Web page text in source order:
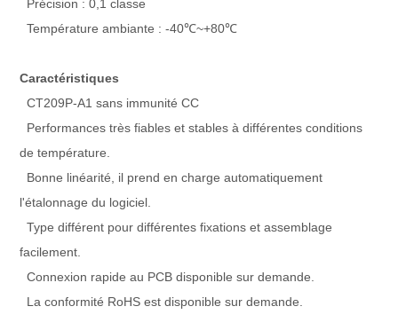
Précision : 0,1 classe
Température ambiante : -40℃~+80℃
Caractéristiques
CT209P-A1 sans immunité CC
Performances très fiables et stables à différentes conditions
de température.
Bonne linéarité, il prend en charge automatiquement
l'étalonnage du logiciel.
Type différent pour différentes fixations et assemblage
facilement.
Connexion rapide au PCB disponible sur demande.
La conformité RoHS est disponible sur demande.